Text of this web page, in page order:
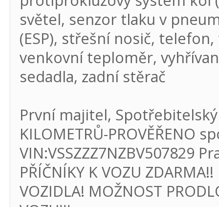
světel, senzor tlaku v
(ESP), střešní nosič,
venkovní teploměr,
sedadla, zadní stěrač
První majitel, Spotřebitelský
KILOMETRŮ-PROVĚŘENO
VIN:VSSZZZ7NZBV507829
PŘÍČNÍKY K VOZU
VOZIDLA! MOŽNOST